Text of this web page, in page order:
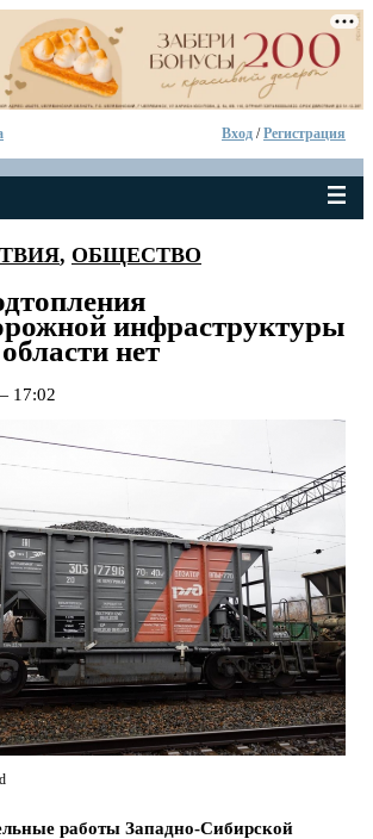
Вход /Регистрация
, ОБЩЕСТВО
инфраструктуры
нет
17:02
работы Западно-Сибирской